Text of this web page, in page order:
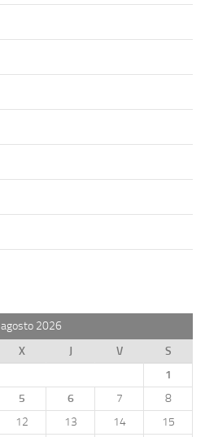
agosto 2026
X J V
S
1
5 6 7
8
12 13 14
15